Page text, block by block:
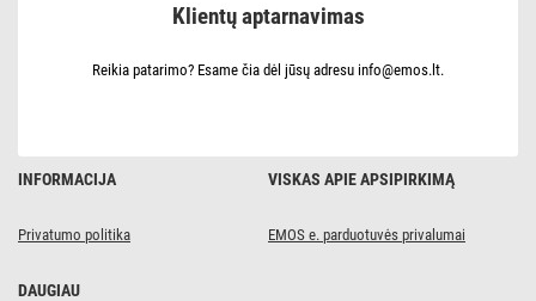
Šilta
INFORMACIJA
Privatumo politika
VISKAS APIE APSIPIRKIMĄ
EMOS e. parduotuvės privalumai
DAUGIAU
Klientų aptarnavimas
Reikia patarimo? Esame čia dėl jūsų adresu info@emos.lt.